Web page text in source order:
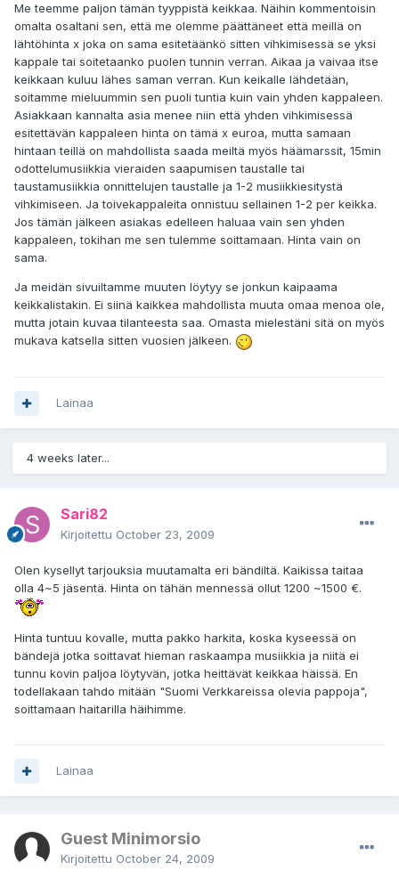
Me teemme paljon tämän tyyppistä keikkaa. Näihin kommentoisin
omalta osaltani sen, että me olemme päättäneet että meillä on
lähtöhinta x joka on sama esitetäänkö sitten vihkimisessä se yksi
kappale tai soitetaanko puolen tunnin verran. Aikaa ja vaivaa itse
keikkaan kuluu lähes saman verran. Kun keikalle lähdetään,
soitamme mieluummin sen puoli tuntia kuin vain yhden kappaleen.
Asiakkaan kannalta asia menee niin että yhden vihkimisessä
esitettävän kappaleen hinta on tämä x euroa, mutta samaan
hintaan teillä on mahdollista saada meiltä myös häämarssit, 15min
odottelumusiikkia vieraiden saapumisen taustalle tai
taustamusiikkia onnittelujen taustalle ja 1-2 musiikkiesitystä
vihkimiseen. Ja toivekappaleita onnistuu sellainen 1-2 per keikka.
Jos tämän jälkeen asiakas edelleen haluaa vain sen yhden
kappaleen, tokihan me sen tulemme soittamaan. Hinta vain on
sama.
Ja meidän sivuiltamme muuten löytyy se jonkun kaipaama
keikkalistakin. Ei siinä kaikkea mahdollista muuta omaa menoa ole,
mutta jotain kuvaa tilanteesta saa. Omasta mielestäni sitä on myös
mukava katsella sitten vuosien jälkeen.
Lainaa
4 weeks later...
Sari82
Kirjoitettu October 23, 2009
Olen kysellyt tarjouksia muutamalta eri bändiltä. Kaikissa taitaa
olla 4~5 jäsentä. Hinta on tähän mennessä ollut 1200 ~1500 €.
Hinta tuntuu kovalle, mutta pakko harkita, koska kyseessä on
bändejä jotka soittavat hieman raskaampa musiikkia ja niitä ei
tunnu kovin paljoa löytyvän, jotka heittävät keikkaa häissä. En
todellakaan tahdo mitään "Suomi Verkkareissa olevia pappoja",
soittamaan haitarilla häihimme.
Lainaa
Guest Minimorsio
Kirjoitettu October 24, 2009